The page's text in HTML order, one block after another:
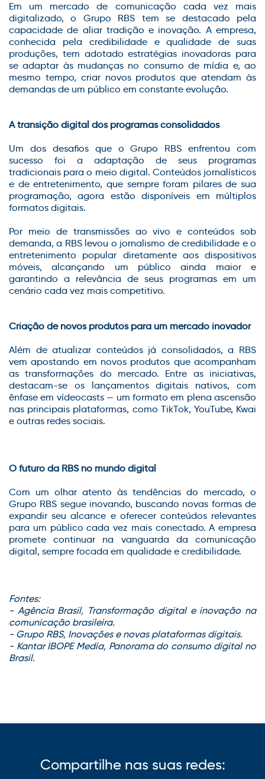
Em um mercado de comunicação cada vez mais
digitalizado, o Grupo RBS tem se destacado pela
capacidade de aliar tradição e inovação. A empresa,
conhecida pela credibilidade e qualidade de suas
produções, tem adotado estratégias inovadoras para
se adaptar às mudanças no consumo de mídia e, ao
mesmo tempo, criar novos produtos que atendam às
demandas de um público em constante evolução.
A transição digital dos programas consolidados
Um dos desafios que o Grupo RBS enfrentou com
sucesso foi a adaptação de seus programas
tradicionais para o meio digital. Conteúdos jornalísticos
e de entretenimento, que sempre foram pilares de sua
programação, agora estão disponíveis em múltiplos
formatos digitais.
Por meio de transmissões ao vivo e conteúdos sob
demanda, a RBS levou o jornalismo de credibilidade e o
entretenimento popular diretamente aos dispositivos
móveis, alcançando um público ainda maior e
garantindo a relevância de seus programas em um
cenário cada vez mais competitivo.
Criação de novos produtos para um mercado inovador
Além de atualizar conteúdos já consolidados, a RBS
vem apostando em novos produtos que acompanham
as transformações do mercado. Entre as iniciativas,
destacam-se os lançamentos digitais nativos, com
ênfase em vídeocasts — um formato em plena ascensão
nas principais plataformas, como TikTok, YouTube, Kwai
e outras redes sociais.
O futuro da RBS no mundo digital
Com um olhar atento às tendências do mercado, o
Grupo RBS segue inovando, buscando novas formas de
expandir seu alcance e oferecer conteúdos relevantes
para um público cada vez mais conectado. A empresa
promete continuar na vanguarda da comunicação
digital, sempre focada em qualidade e credibilidade.
Fontes:
- Agência Brasil, Transformação digital e inovação na
comunicação brasileira.
- Grupo RBS, Inovações e novas plataformas digitais.
- Kantar IBOPE Media, Panorama do consumo digital no
Brasil.
Compartilhe nas suas redes: